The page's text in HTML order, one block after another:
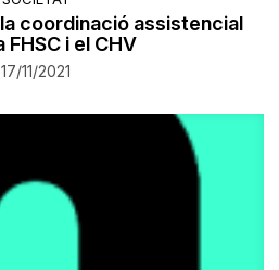
coordinació assistencial
FHSC i el CHV
17/11/2021